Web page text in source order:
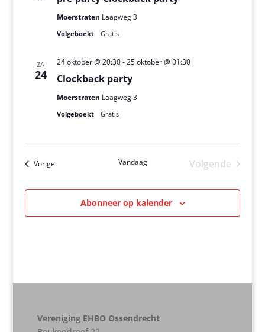
Moerstraten Laagweg 3
Volgeboekt Gratis
ZA
24 Clockback party
24 oktober @ 20:30-25 oktober @ 01:30
Moerstraten Laagweg 3
Volgeboekt Gratis
VorigeEvenementen Vandaag
Volgende
Abonneer op kalender
Vereniging EHBO Ossendrecht